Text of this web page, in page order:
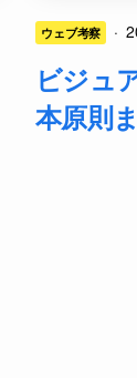
ウェブ考察 ·
ビジュ
本原則